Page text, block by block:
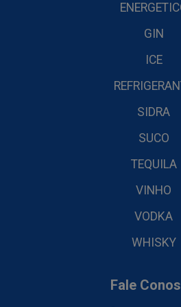
GIN
ICE
SIDRA
SUCO
TEQUILA
VINHO
VODKA
WHISKY
Fale